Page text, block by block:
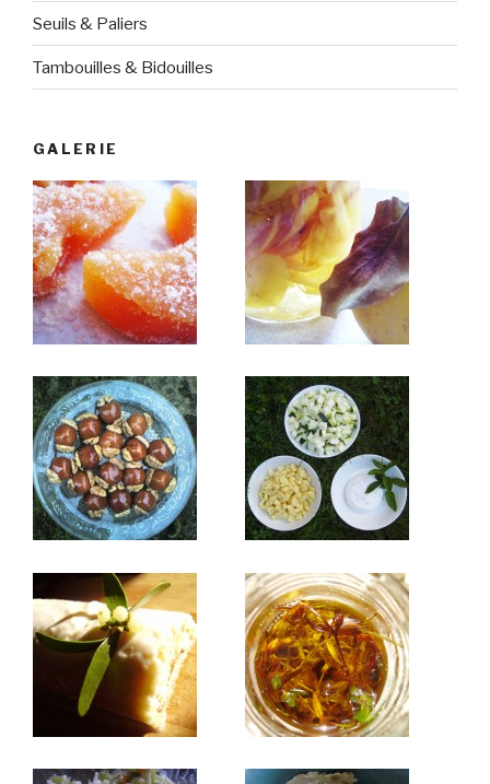
Seuils & Paliers
Tambouilles & Bidouilles
GALERIE